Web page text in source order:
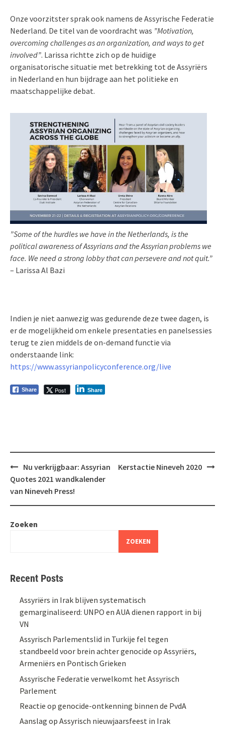
Onze voorzitster sprak ook namens de Assyrische Federatie
Nederland. De titel van de voordracht was ”Motivation,
overcoming challenges as an organization, and ways to get
involved”. Larissa richtte zich op de huidige
organisatorische situatie met betrekking tot de Assyriërs
in Nederland en hun bijdrage aan het politieke en
maatschappelijke debat.
”Some of the hurdles we have in the Netherlands, is the
political awareness of Assyrians and the Assyrian problems we
face. We need a strong lobby that can persevere and not quit.”
– Larissa Al Bazi
Indien je niet aanwezig was gedurende deze twee dagen, is
er de mogelijkheid om enkele presentaties en panelsessies
terug te zien middels de on-demand functie via
onderstaande link:
https://www.assyrianpolicyconference.org/live
Share Post Share
Bericht
navigatie
Nu verkrijgbaar: Assyrian
Quotes 2021 wandkalender
van Nineveh Press!
Kerstactie Nineveh 2020
Zoeken
ZOEKEN
Recent Posts
Assyriërs in Irak blijven systematisch
gemarginaliseerd: UNPO en AUA dienen rapport in bij
VN
Assyrisch Parlementslid in Turkije fel tegen
standbeeld voor brein achter genocide op Assyriërs,
Armeniërs en Pontisch Grieken
Assyrische Federatie verwelkomt het Assyrisch
Parlement
Reactie op genocide-ontkenning binnen de PvdA
Aanslag op Assyrisch nieuwjaarsfeest in Irak